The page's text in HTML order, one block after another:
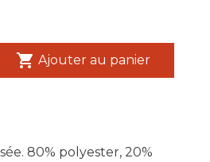
shopping_cart Ajouter au panier
80% polyester, 20%